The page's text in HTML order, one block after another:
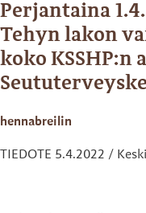
Perjantaina
Tehyn lakon
koko KSSHP:n
hennabreilin
TIEDOTE 5.4.2022 /